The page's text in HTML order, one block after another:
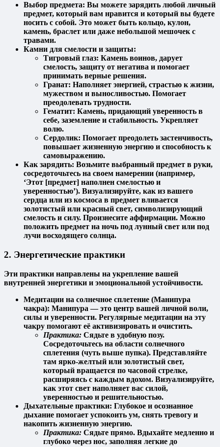
Выбор предмета: Вы можете зарядить любой личный
предмет, который вам нравится и который вы будете
носить с собой. Это может быть кольцо, кулон,
камень, браслет или даже небольшой мешочек с
травами.
Камни для смелости и защиты:
Тигровый глаз: Камень воинов, дарует
смелость, защиту от негатива и помогает
принимать верные решения.
Гранат: Наполняет энергией, страстью к жизни,
мужеством и выносливостью. Помогает
преодолевать трудности.
Гематит: Камень, придающий уверенность в
себе, заземление и стабильность. Укрепляет
волю.
Сердолик: Помогает преодолеть застенчивость,
повышает жизненную энергию и способность к
самовыражению.
Как зарядить: Возьмите выбранный предмет в руки,
сосредоточьтесь на своем намерении (например,
‘Этот [предмет] наполнен смелостью и
уверенностью’). Визуализируйте, как из вашего
сердца или из космоса в предмет вливается
золотистый или красный свет, символизирующий
смелость и силу. Произнесите аффирмации. Можно
положить предмет на ночь под лунный свет или под
лучи восходящего солнца.
2. Энергетические практики
Эти практики направлены на укрепление вашей
внутренней энергетики и эмоциональной устойчивости.
Медитации на солнечное сплетение (Манипура
чакра): Манипура — это центр вашей личной воли,
силы и уверенности. Регулярные медитации на эту
чакру помогают её активизировать и очистить.
Практика: Сядьте в удобную позу.
Сосредоточьтесь на области солнечного
сплетения (чуть выше пупка). Представляйте
там ярко-желтый или золотистый свет,
который вращается по часовой стрелке,
расширяясь с каждым вдохом. Визуализируйте,
как этот свет наполняет вас силой,
уверенностью и решительностью.
Дыхательные практики: Глубокое и осознанное
дыхание помогает успокоить ум, снять тревогу и
накопить жизненную энергию.
Практика: Сядьте прямо. Вдыхайте медленно и
глубоко через нос, заполняя легкие до